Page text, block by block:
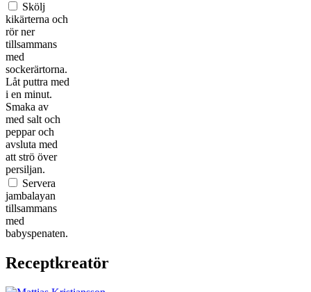
Skölj
kikärterna och
rör ner
tillsammans
med
sockerärtorna.
Låt puttra med
i en minut.
Smaka av
med salt och
peppar och
avsluta med
att strö över
persiljan.
Servera
jambalayan
tillsammans
med
babyspenaten.
Receptkreatör